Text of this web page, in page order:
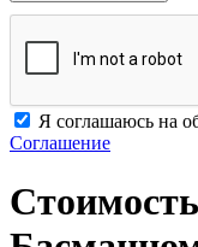
Я соглашаюсь на
Соглашение